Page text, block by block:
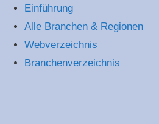
Einführung
Alle Branchen & Regionen
Webverzeichnis
Branchenverzeichnis